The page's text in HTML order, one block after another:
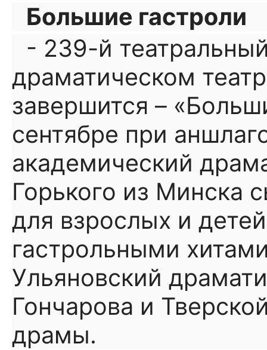
Большие гастроли
- 239-й
драматическом
завершится –
сентябре при
академический
Горького из Минска
для взрослых и
гастрольными
Ульяновский
Гончарова и
драмы.